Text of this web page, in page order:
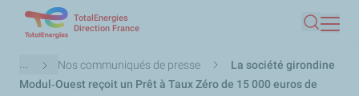
contenu
principal
TotalEnergies
Direction France
Fil
d'Ariane
... Nos communiqués de presse
La société girondine
Modul‑Ouest reçoit un Prêt à Taux Zéro de 15 000 euros de